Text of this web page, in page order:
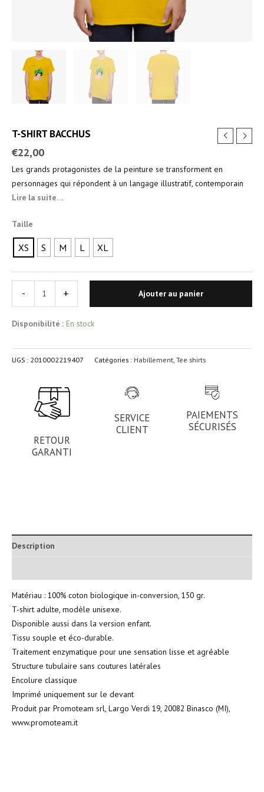
T-SHIRT BACCHUS
€22,00
Les grands protagonistes de la peinture se transforment en
personnages qui répondent à un langage illustratif, contemporain
et iconique, rendu dynamique par les teintes plates et brillantes.
Lire la suite…
Taille
XS S M L XL
Disponibilité : En stock
- + Ajouter au panier
UGS : 2010002219407 Catégories : Habillement,Tee shirts
RETOUR
GARANTI
SERVICE
CLIENT
PAIEMENTS
SÉCURISÉS
Description
Matériau : 100% coton biologique in-conversion, 150 gr.
T-shirt adulte, modèle unisexe.
Disponible aussi dans la version enfant.
Tissu souple et éco-durable.
Traitement enzymatique pour une sensation lisse et agréable
Structure tubulaire sans coutures latérales
Encolure classique
Imprimé uniquement sur le devant
Produit par Promoteam srl, Largo Verdi 19, 20082 Binasco (MI),
www.promoteam.it